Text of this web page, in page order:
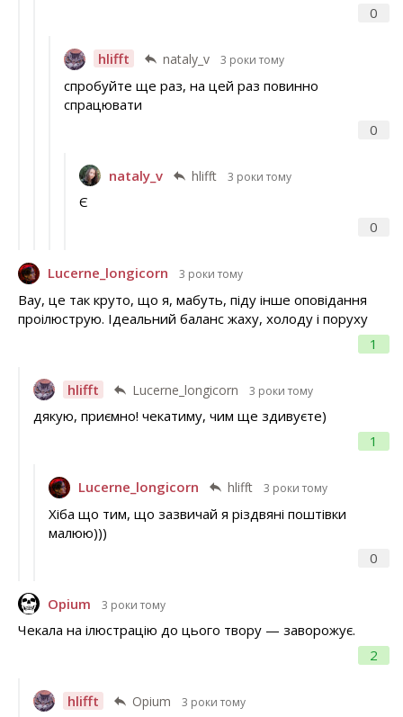
0
hlifft nataly_v 3 роки тому
0
спробуйте ще раз, на цей раз повинно
спрацювати
nataly_v hlifft 3 роки тому
0
Є
Lucerne_longicorn 3 роки тому
1
Вау, це так круто, що я, мабуть, піду інше оповідання
проілюструю. Ідеальний баланс жаху, холоду і поруху
hlifft Lucerne_longicorn 3 роки тому
1
дякую, приємно! чекатиму, чим ще здивуєте)
Lucerne_longicorn hlifft 3 роки тому
0
Хіба що тим, що зазвичай я різдвяні поштівки
малюю)))
Opium 3 роки тому
2
Чекала на ілюстрацію до цього твору — заворожує.
hlifft Opium 3 роки тому